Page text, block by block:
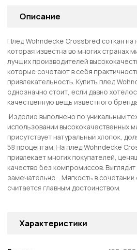
Описание
ПледWohndecke Crossbred соткан
которая известна во многих странах
лучших производителей
которые сочетают в себя
привлекательность. Купить плед
однозначно стоит, если давно
качественную вещь известного
Изделие выполнено по уникальным
использовании высококачественных
присутствует натуральный хлопок,
58 процентам. На пледWohndecke
привлекает многих покупателей,
качество без компромиссов.
замечательно. . Мягкость в
считается главным достоинством.
Характеристики